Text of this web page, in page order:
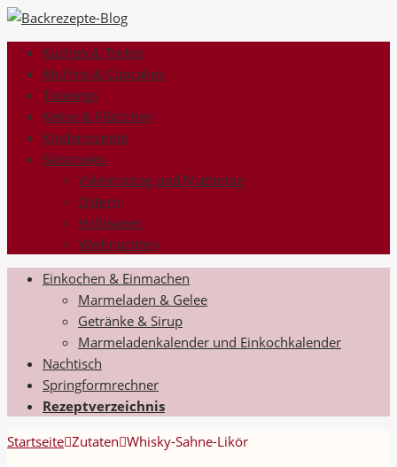
Kuchen & Torten
Muffins & Cupcakes
Toppings
Kekse & Plätzchen
Kinderrezepte
Saisonales
Valentinstag und Muttertag
Ostern
Halloween
Weihnachten
Einkochen & Einmachen
Marmeladen & Gelee
Getränke & Sirup
Marmeladenkalender und Einkochkalender
Nachtisch
Springformrechner
Rezeptverzeichnis
Startseite Zutaten Whisky-Sahne-Likör